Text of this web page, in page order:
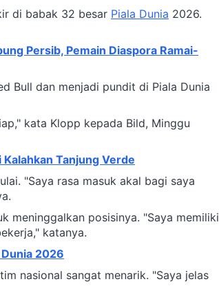
di babak 32 besar Piala Dunia 2026.
Persib, Pemain Diaspora Ramai-
Bull dan menjadi pundit di Piala Dunia
kata Klopp kepada Bild, Minggu
Tanjung Verde
"Saya rasa masuk akal bagi saya
meninggalkan posisinya. "Saya memiliki
katanya.
Dunia 2026
nasional sangat menarik. "Saya jelas